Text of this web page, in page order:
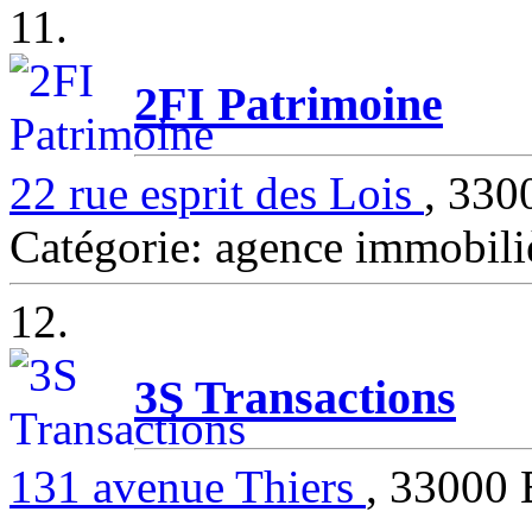
11.
2FI Patrimoine
22 rue esprit des Lois ,
Catégorie: agence
12.
3S Transactions
131 avenue Thiers , 33000